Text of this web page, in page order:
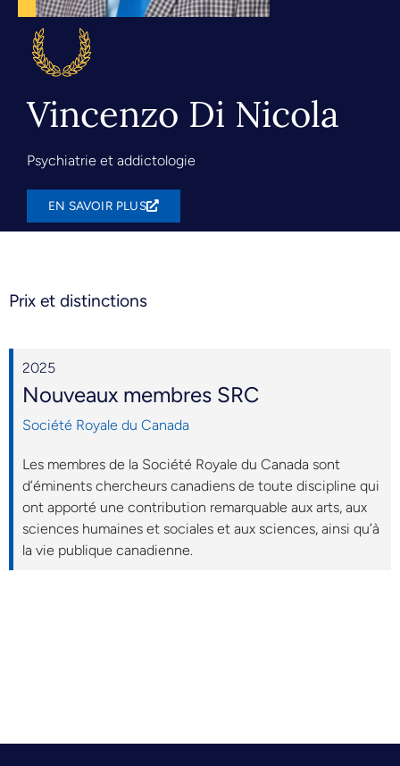
Vincenzo Di Nicola
Psychiatrie et addictologie
EN SAVOIR PLUS
Prix et distinctions
2025
Nouveaux membres SRC
Société Royale du Canada
Les membres de la Société Royale du Canada sont
d’éminents chercheurs canadiens de toute discipline qui
ont apporté une contribution remarquable aux arts, aux
sciences humaines et sociales et aux sciences, ainsi qu’à
la vie publique canadienne.